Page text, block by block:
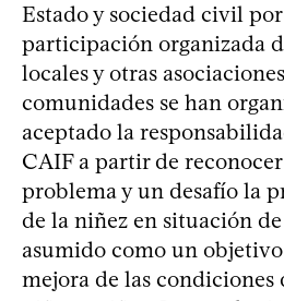
Estado y sociedad civil
participación organizada
locales y otras
comunidades se han
aceptado la
CAIF a partir de
problema y un desafío la
de la niñez en situación
asumido como un
mejora de las condiciones